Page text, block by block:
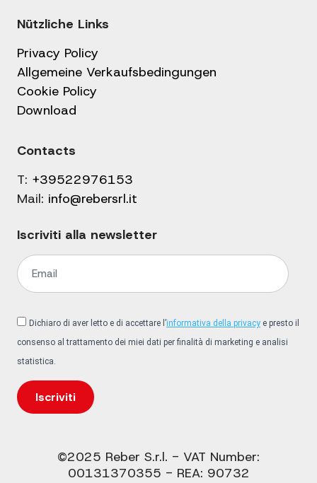
Nützliche Links
Privacy Policy
Allgemeine Verkaufsbedingungen
Cookie Policy
Download
Contacts
T: +39522976153
Mail: info@rebersrl.it
Iscriviti alla newsletter
Dichiaro di aver letto e di accettare l’informativa della privacy e presto il
consenso al trattamento dei miei dati per finalità di marketing e analisi
statistica.
Iscriviti
©2025 Reber S.r.l. - VAT Number:
00131370355 - REA: 90732